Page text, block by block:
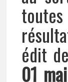
édit
01 mai